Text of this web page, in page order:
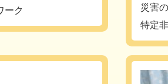
ーク
災害
特定